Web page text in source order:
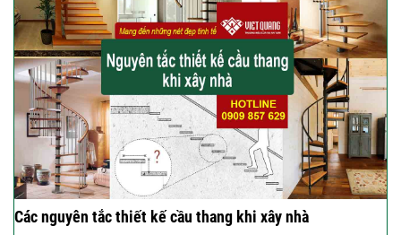
Các nguyên tắc thiết kế cầu thang khi xây nhà